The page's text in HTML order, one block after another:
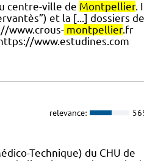
centre-ville de Montpellier.
et la [...] dossiers
www.crous- montpellier.fr
https://www.estudines.com
relevance:
Technique) du CHU de